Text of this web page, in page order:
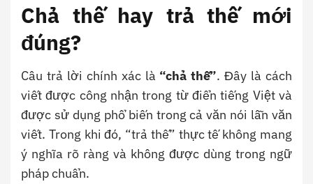
Chả thế hay trả thế mới
đúng?
Câu trả lời chính xác là “chả thế”. Đây là cách
viết được công nhận trong từ điển tiếng Việt và
được sử dụng phổ biến trong cả văn nói lẫn văn
viết. Trong khi đó, “trả thế” thực tế không mang
ý nghĩa rõ ràng và không được dùng trong ngữ
pháp chuẩn.